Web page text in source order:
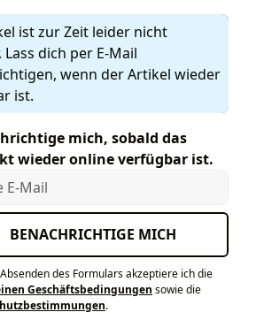
ist zur Zeit leider nicht
Lass dich per E-Mail
wenn der Artikel wieder
ist.
mich, sobald das
wieder online verfügbar ist.
Mail
BENACHRICHTIGE MICH
des Formulars akzeptiere ich die
Geschäftsbedingungen sowie die
.